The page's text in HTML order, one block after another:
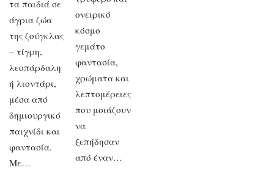
τα παιδιά σε
άγρια ζώα
της ζούγκλας
– τίγρη,
λεοπάρδαλη
ή λιοντάρι,
μέσα από
δημιουργικό
παιχνίδι και
φαντασία.
Με…
ονειρικό
κόσμο
γεμάτο
φαντασία,
χρώματα και
λεπτομέρειες
που μοιάζουν
να
ξεπήδησαν
από έναν…